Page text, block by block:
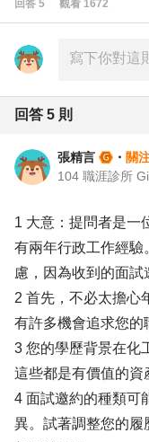
回答 5 觀看 1672
回答 5 則
張精言 ・ 關
104 職涯診所
1 大意：提問者是一
有兩年行政工作經驗
慮，因為收到的面試
2 首先，不必太擔心
有許多機會追求您的
3 您的學歷背景在化
這些都是有價值的資
4 面試邀約的種類可
異。試著調整您的履